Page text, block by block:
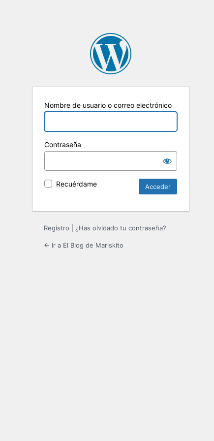
Nombre de usuario o correo electrónico
Contraseña
Recuérdame
Registro ¿Has olvidado tu contraseña?
← Ir a El Blog de Mariskito